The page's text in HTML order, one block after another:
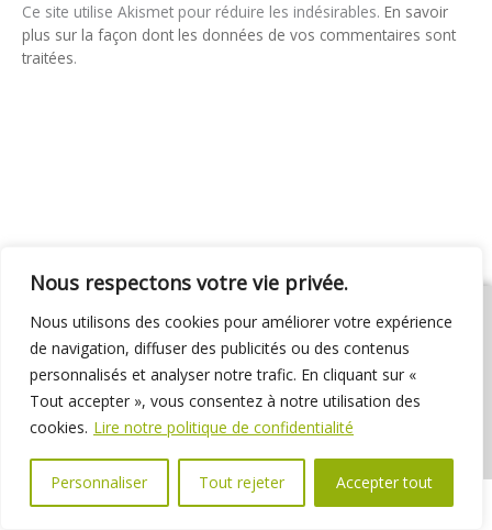
Nous respectons votre vie privée.
Nous utilisons des cookies pour améliorer votre expérience
de navigation, diffuser des publicités ou des contenus
personnalisés et analyser notre trafic. En cliquant sur «
Tout accepter », vous consentez à notre utilisation des
cookies. Lire notre politique de confidentialité
Personnaliser Tout rejeter Accepter tout
Ce site utilise Akismet pour réduire les indésirables. En savoir
plus sur la façon dont les données de vos commentaires sont
traitées.
01 69 31 72 10 01 69 31 37 31
Nous contacter
Espace élus
Marchés publics Délibérations